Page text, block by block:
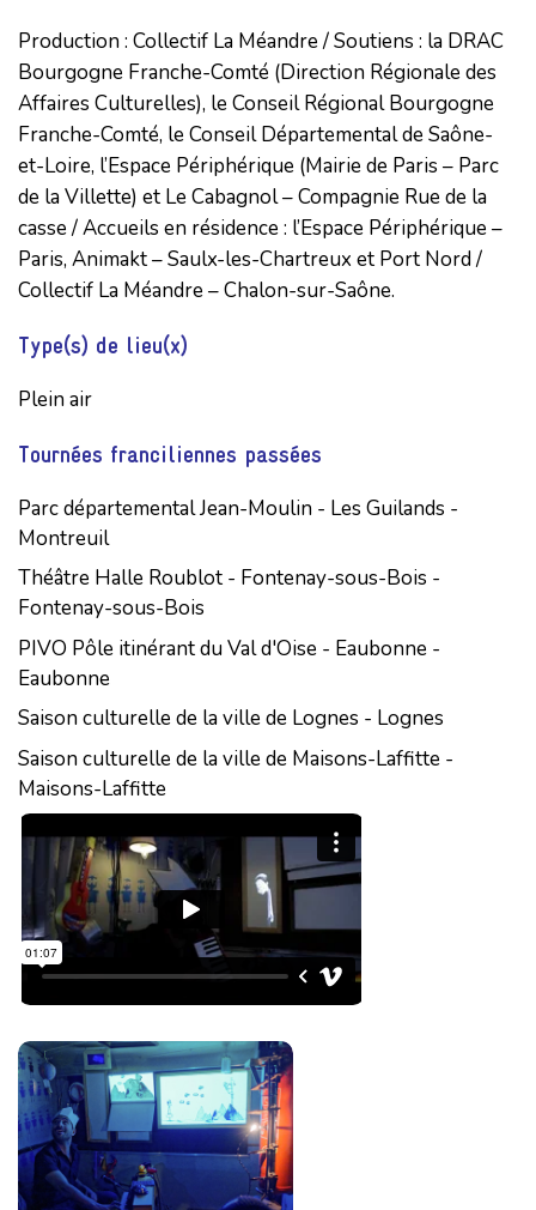
Production : Collectif La Méandre / Soutiens : la DRAC
Bourgogne Franche-Comté (Direction Régionale des
Affaires Culturelles), le Conseil Régional Bourgogne
Franche-Comté, le Conseil Départemental de Saône-
et-Loire, l’Espace Périphérique (Mairie de Paris – Parc
de la Villette) et Le Cabagnol – Compagnie Rue de la
casse / Accueils en résidence : l’Espace Périphérique –
Paris, Animakt – Saulx-les-Chartreux et Port Nord /
Collectif La Méandre – Chalon-sur-Saône.
Type(s) de lieu(x)
Plein air
Tournées franciliennes passées
Parc départemental Jean-Moulin - Les Guilands -
Montreuil
Théâtre Halle Roublot - Fontenay-sous-Bois -
Fontenay-sous-Bois
PIVO Pôle itinérant du Val d'Oise - Eaubonne -
Eaubonne
Saison culturelle de la ville de Lognes - Lognes
Saison culturelle de la ville de Maisons-Laffitte -
Maisons-Laffitte